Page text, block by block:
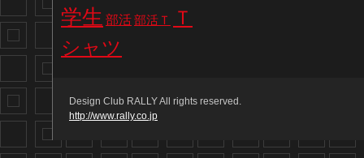
学生 部活部活Ｔ
Ｔ
シャツ
Design Club RALLY All rights reserved.
http://www.rally.co.jp